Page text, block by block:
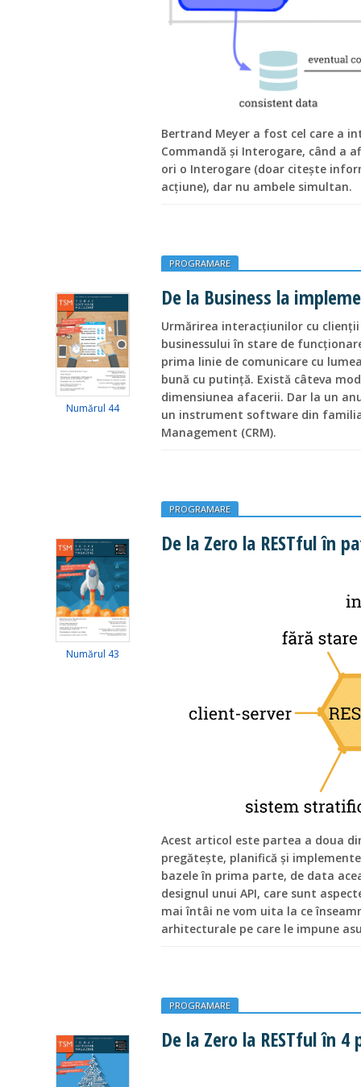
Bertrand Meyer a fost cel care a
Commandă și Interogare, când a
ori o Interogare (doar citește
acțiune), dar nu ambele simultan.
Numărul 44
PROGRAMARE
De la Business la
Urmărirea interacțiunilor cu
businessului în stare de
prima linie de comunicare cu
bună cu putință. Există câteva
dimensiunea afacerii. Dar la un
un instrument software din
Management (CRM).
Numărul 43
PROGRAMARE
De la Zero la RESTful în
Acest articol este partea a doua
pregătește, planifică și
bazele în prima parte, de data
designul unui API, care sunt
mai întâi ne vom uita la ce
arhitecturale pe care le impune
PROGRAMARE
De la Zero la RESTful în 4